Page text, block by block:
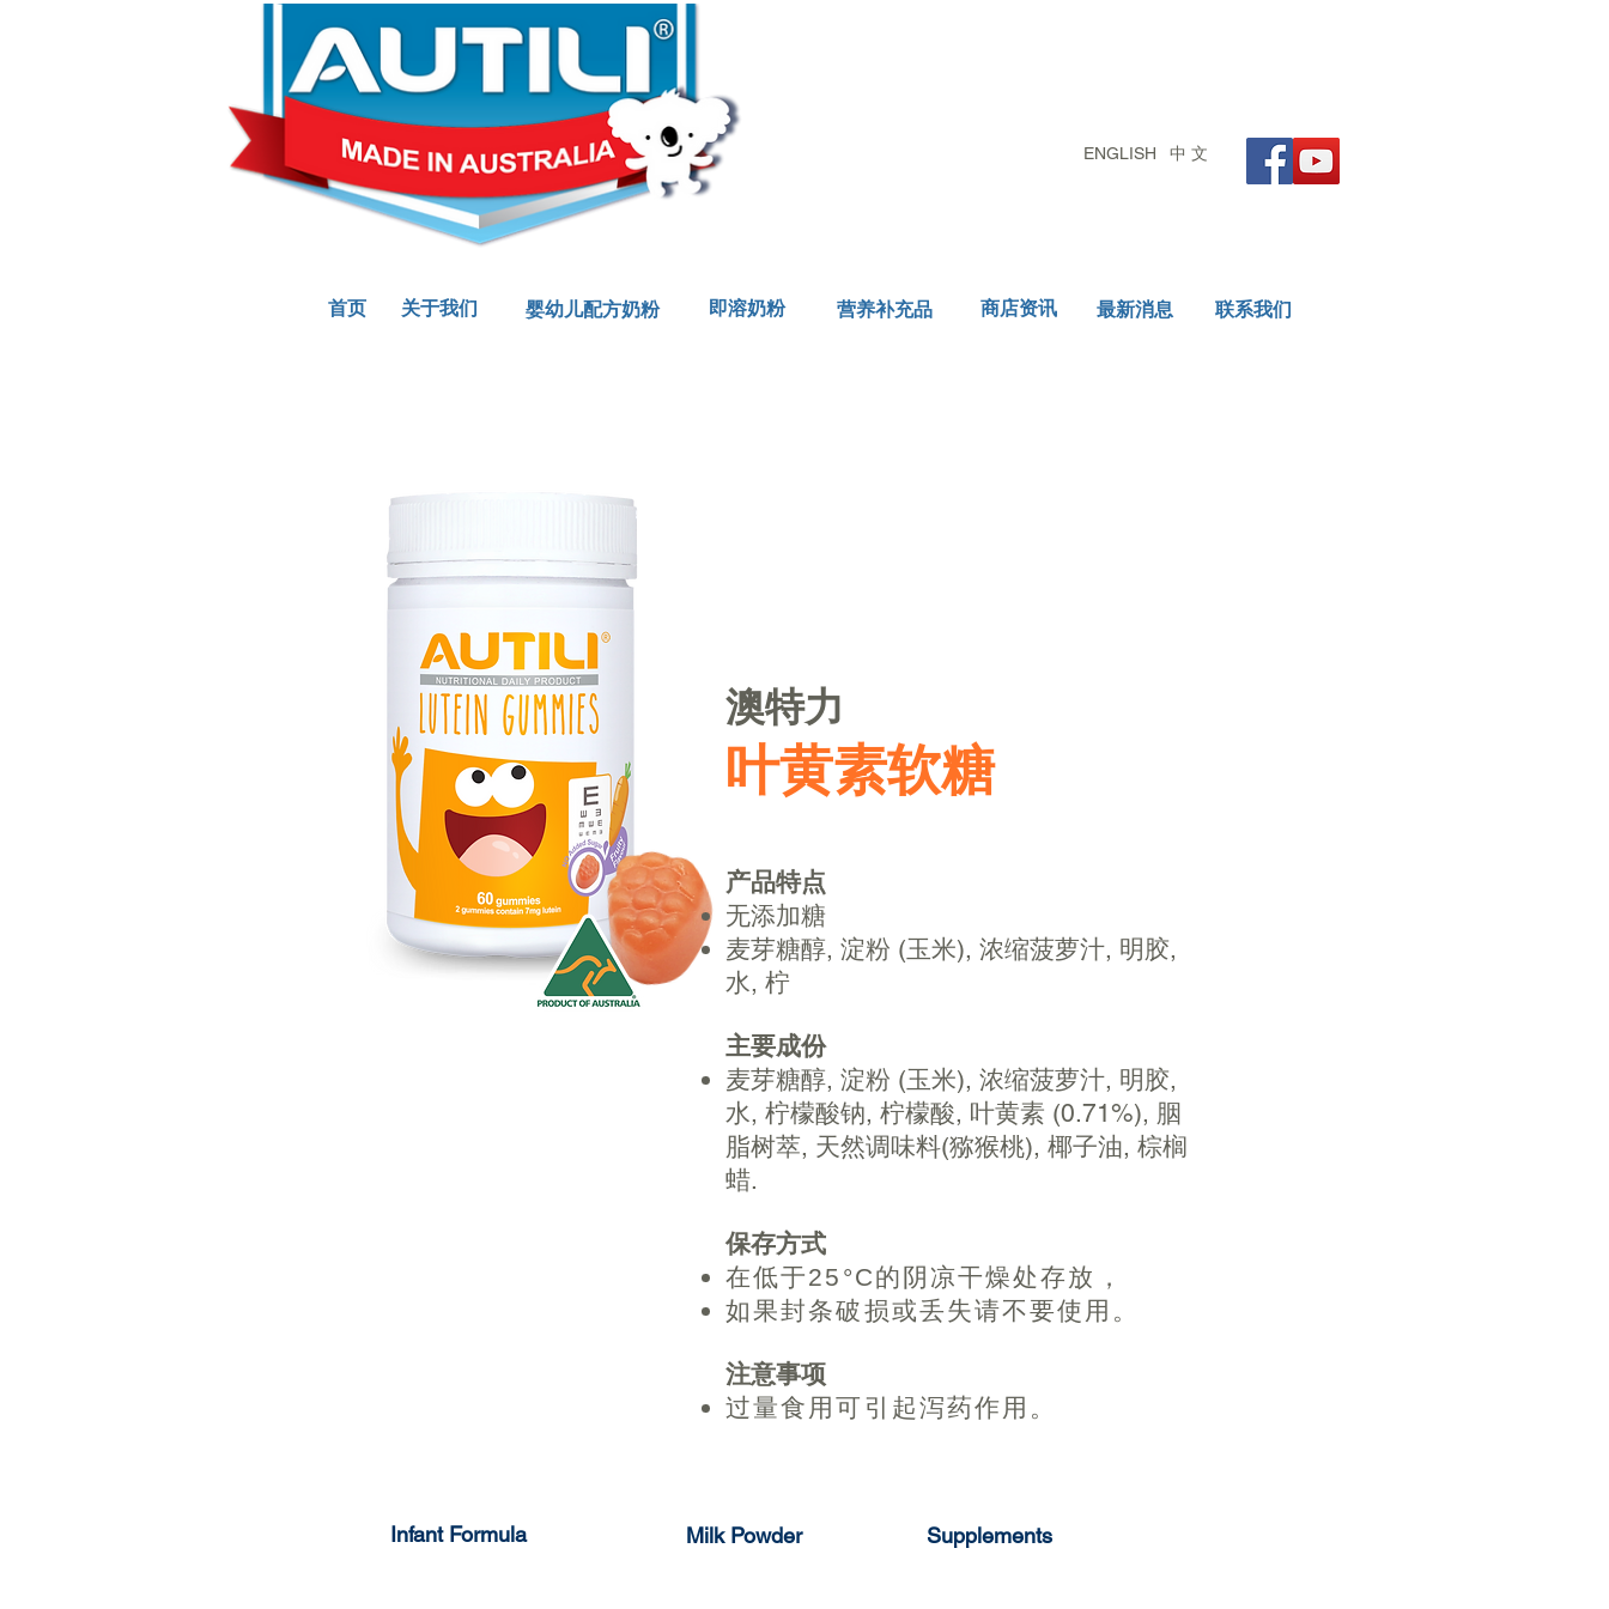
ENGLISH 中 文
首页 关于我们 婴幼儿配方奶粉 即溶奶粉 营养补充品 商店资讯 最新消息 联系我们
澳特力
叶黄素软糖
产品特点
无添加糖
麦芽糖醇, 淀粉 (玉米), 浓缩菠萝汁, 明胶,
水, 柠
主要成份
麦芽糖醇, 淀粉 (玉米), 浓缩菠萝汁, 明胶,
水, 柠檬酸钠, 柠檬酸, 叶黄素 (0.71%), 胭
脂树萃, 天然调味料(猕猴桃), 椰子油, 棕榈
蜡.
保存方式
在低于25°C的阴凉干燥处存放，
如果封条破损或丢失请不要使用。
注意事项
过量食用可引起泻药作用。
Infant Formula Milk Powder Supplements